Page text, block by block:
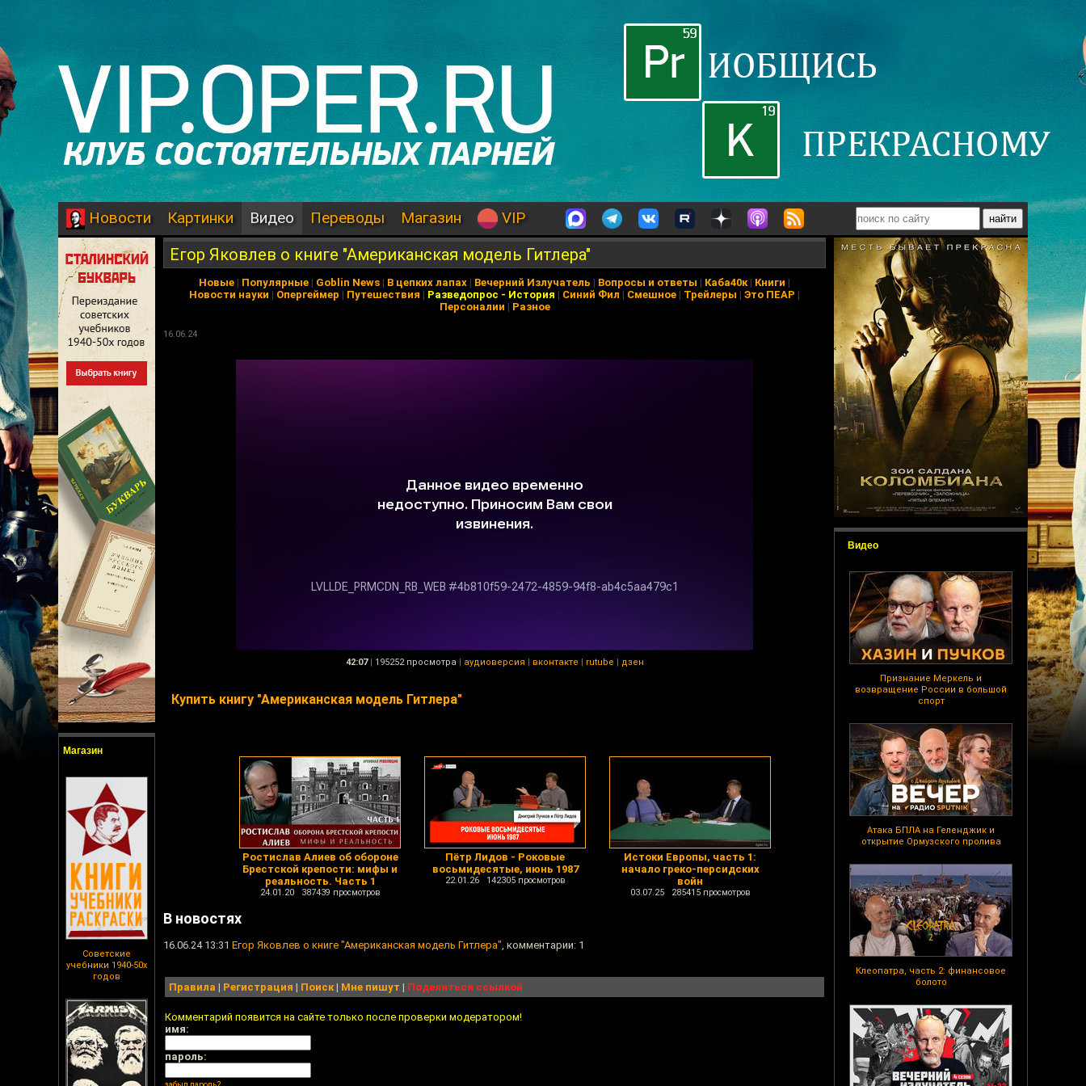
Новости Картинки Видео Переводы Магазин VIP
Магазин
Советские
учебники 1940-50х
годов
Видео
Признание Меркель и
возвращение России в большой
спорт
Атака БПЛА на Геленджик и
открытие Ормузского пролива
Клеопатра, часть 2: финансовое
болото
Егор Яковлев о книге "Американская модель Гитлера"
Новые | Популярные | Goblin News | В цепких лапах | Вечерний Излучатель | Вопросы и ответы | Каба40к| Книги |
Новости науки | Опергеймер | Путешествия | Разведопрос - История | Синий Фил | Смешное | Трейлеры | Это ПЕАР |
Персоналии | Разное
16.06.24
42:07 | 195252 просмотра | аудиоверсия | вконтакте | rutube | дзен
Купить книгу "Американская модель Гитлера"
Ростислав Алиев об обороне
Брестской крепости: мифы и
реальность. Часть 1
24.01.20 387439 просмотров
Пётр Лидов - Роковые
восьмидесятые, июнь 1987
22.01.26 142305 просмотров
Истоки Европы, часть 1:
начало греко-персидских
войн
03.07.25 285415 просмотров
В новостях
16.06.24 13:31 Егор Яковлев о книге "Американская модель Гитлера", комментарии: 1
Правила | Регистрация | Поиск| Мне пишут | Поделиться ссылкой
Комментарий появится на сайте только после проверки модератором!
имя:
пароль: